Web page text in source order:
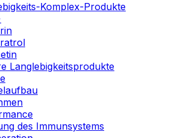
Komplex-Produkte
Langlebigkeitsprodukte
des Immunsystems